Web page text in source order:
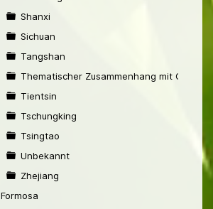
Shanxi
Sichuan
Tangshan
Thematischer Zusammenhang mit China
Tientsin
Tschungking
Tsingtao
Unbekannt
Zhejiang
Formosa